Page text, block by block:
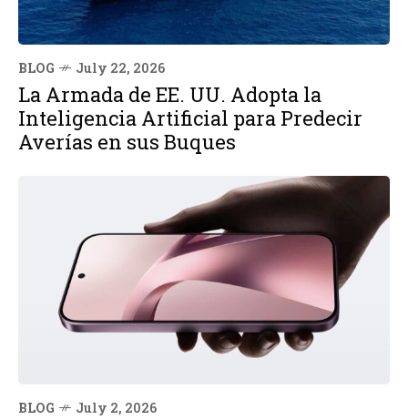
BLOG July 22, 2026
La Armada de EE. UU. Adopta la
Inteligencia Artificial para Predecir
Averías en sus Buques
BLOG July 2, 2026